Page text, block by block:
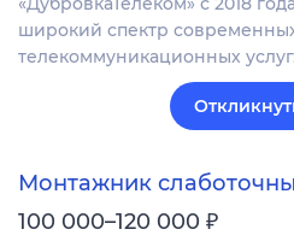
широкий спектр
телекоммуникационных
Монтажник
100 000–120 000 ₽